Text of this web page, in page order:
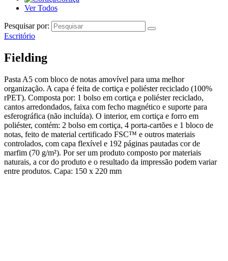
Ver Todos
Pesquisar por:
Escritório
Fielding
Pasta A5 com bloco de notas amovível para uma melhor
organização. A capa é feita de cortiça e poliéster reciclado (100%
rPET). Composta por: 1 bolso em cortiça e poliéster reciclado,
cantos arredondados, faixa com fecho magnético e suporte para
esferográfica (não incluída). O interior, em cortiça e forro em
poliéster, contém: 2 bolso em cortiça, 4 porta-cartões e 1 bloco de
notas, feito de material certificado FSC™ e outros materiais
controlados, com capa flexível e 192 páginas pautadas cor de
marfim (70 g/m²). Por ser um produto composto por materiais
naturais, a cor do produto e o resultado da impressão podem variar
entre produtos. Capa: 150 x 220 mm